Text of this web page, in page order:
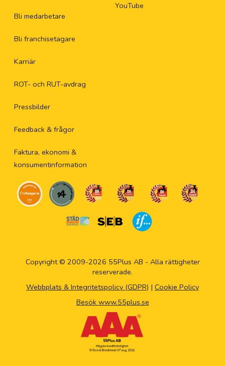
Bli medarbetare
Bli franchisetagare
Karriär
ROT- och RUT-avdrag
Pressbilder
Feedback & frågor
Faktura, ekonomi &
konsumentinformation
YouTube
Copyright © 2009-2026 55Plus AB - Alla rättigheter
reserverade.
Webbplats & Integritetspolicy (GDPR) | Cookie Policy
Besök www.55plus.se